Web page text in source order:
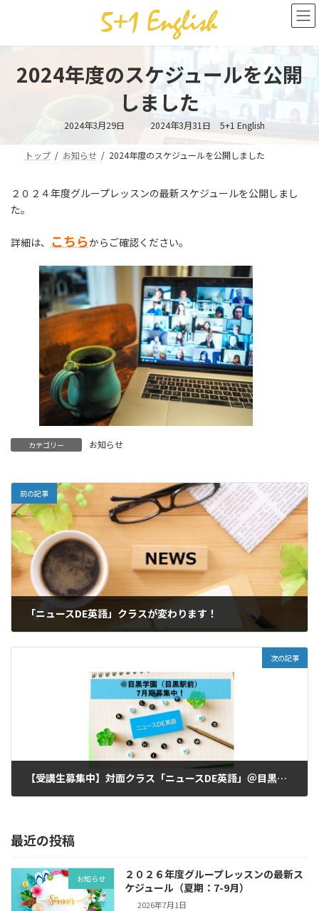
ン
ー
2024年度のスケジュールを公開
しました
2024年3月29日 最
終
新
日
2024年3月31日 5+1 English
トップ お知らせ 2024年度のスケジュールを公開しました
２０２４年度グループレッスンの最新スケジュールを公開しまし
た。
詳細は、 こちらからご確認ください。
カテゴリー お知らせ
前の記事
「ニュースDE英語」クラスが変わります！
次の記事
【受講生募集中】対面クラス「ニュースDE英語」＠目黒学園
最近の投稿
お知らせ
２０２６年度グループレッスンの最新ス
ケジュール（夏期：7-9月）
2026年7月1日